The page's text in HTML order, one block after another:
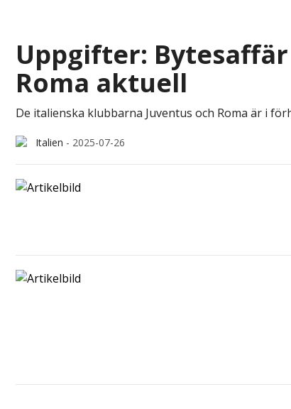
Uppgifter:
Roma aktuell
De italienska klubbarna Juventus och Roma är i
Italien - 2025-07-26